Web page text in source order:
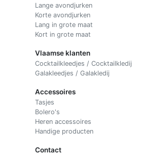
Lange avondjurken
Korte avondjurken
Lang in grote maat
Kort in grote maat
Vlaamse klanten
Cocktailkleedjes / Cocktailkledij
Galakleedjes / Galakledij
Accessoires
Tasjes
Bolero's
Heren accessoires
Handige producten
Contact